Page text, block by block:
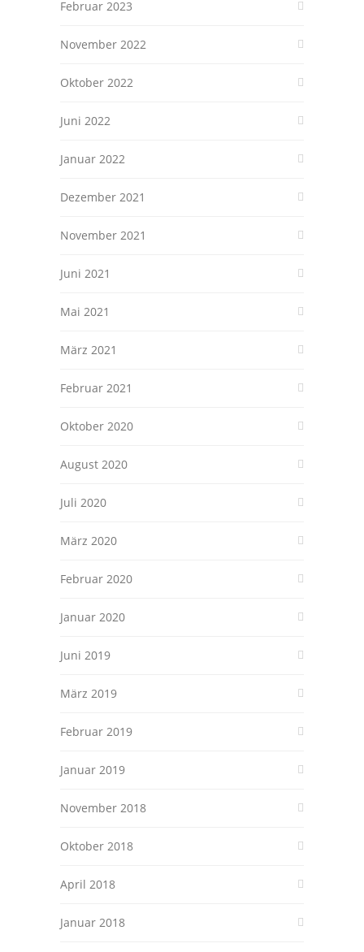
Februar 2023
November 2022
Oktober 2022
Juni 2022
Januar 2022
Dezember 2021
November 2021
Juni 2021
Mai 2021
März 2021
Februar 2021
Oktober 2020
August 2020
Juli 2020
März 2020
Februar 2020
Januar 2020
Juni 2019
März 2019
Februar 2019
Januar 2019
November 2018
Oktober 2018
April 2018
Januar 2018